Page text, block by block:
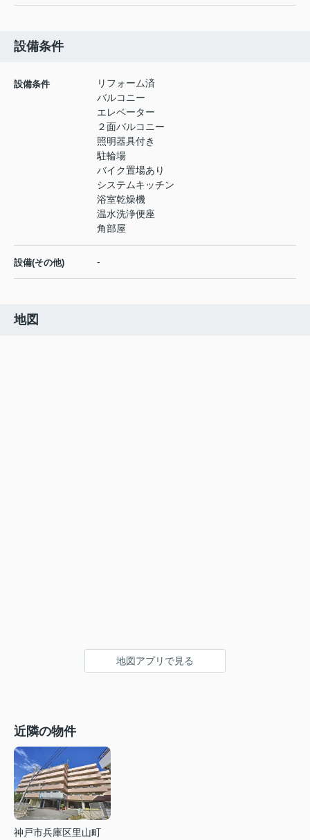
設備条件
設備条件
リフォーム済
バルコニー
エレベーター
２面バルコニー
照明器具付き
駐輪場
バイク置場あり
システムキッチン
浴室乾燥機
温水洗浄便座
角部屋
設備(その他) -
地図
地図アプリで見る
近隣の物件
神戸市兵庫区里山町